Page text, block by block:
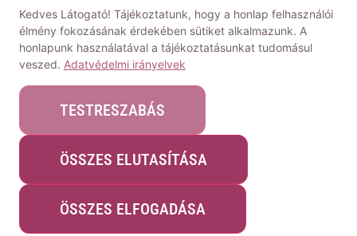
tartalmat, szükséges megvásárolnod
ezt a terméket:NEF Női Életmód Klub
– Csikung Lite csomag
Életmód Klub - Női ÉletErő Aktiváló
CsomagvagyNEF Női Életmód Klub -
Belső Alkimista Csomag.
Kedves Látogató! Tájékoztatunk, hogy a honlap felhasználói
élmény fokozásának érdekében sütiket alkalmazunk. A
honlapunk használatával a tájékoztatásunkat tudomásul
veszed. Adatvédelmi irányelvek
TESTRESZABÁS
ÖSSZES ELUTASÍTÁSA
ÖSSZES ELFOGADÁSA